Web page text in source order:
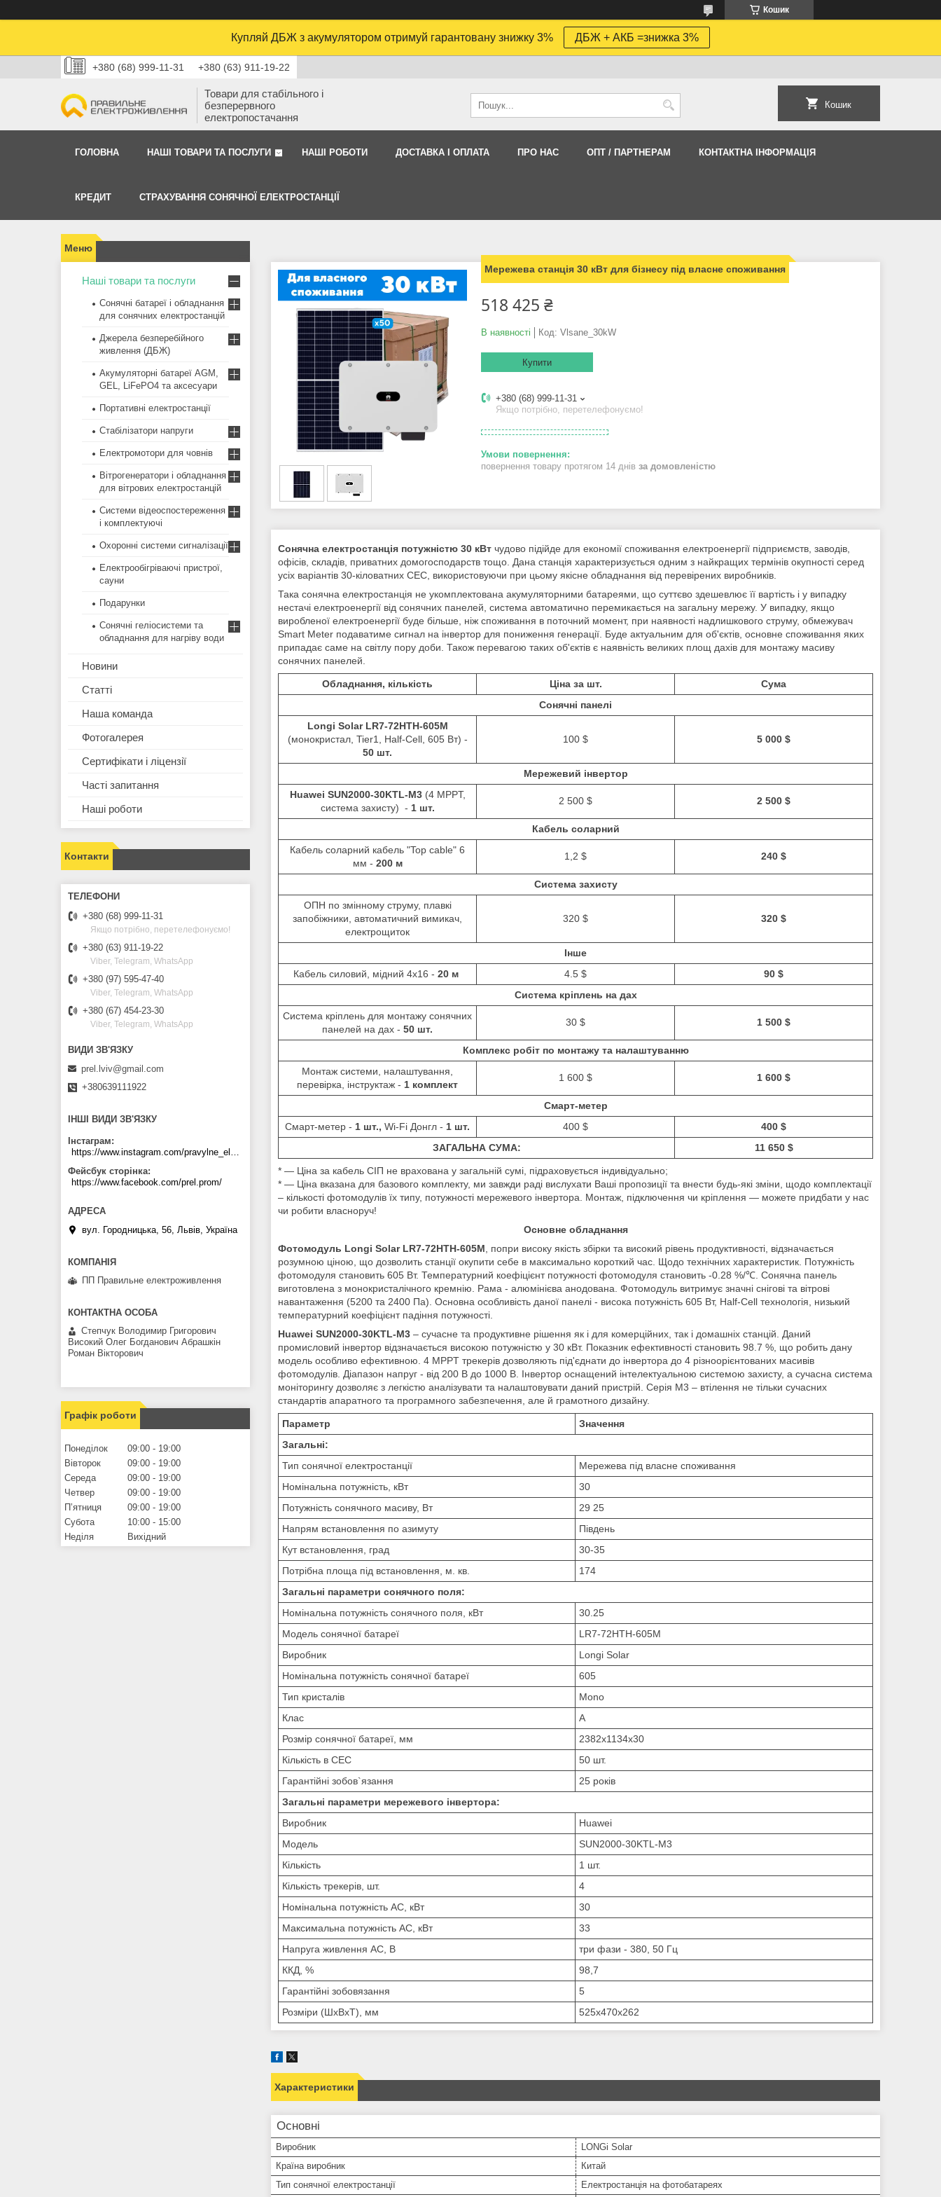
Кошик
Купляй ДБЖ з акумулятором отримуй гарантовану знижку 3% ДБЖ + АКБ =знижка 3%
+380 (68) 999-11-31 +380 (63) 911-19-22
Товари для стабільного і
безперервного
електропостачання
Кошик
ГОЛОВНА НАШІ ТОВАРИ ТА ПОСЛУГИ НАШI РОБОТИ ДОСТАВКА І ОПЛАТА ПРО НАС ОПТ / ПАРТНЕРАМ КОНТАКТНА ІНФОРМАЦІЯ
КРЕДИТ СТРАХУВАННЯ СОНЯЧНОЇ ЕЛЕКТРОСТАНЦІЇ
Мережева станція 30 кВт для бізнесу під власне споживання
518 425 ₴
В наявності Код: Vlsane_30kW
Купити
+380 (68) 999-11-31
Якщо потрібно, перетелефонуємо!
повернення товару протягом 14 днів за домовленістю
Сонячна електростанція потужністю 30 кВт чудово підійде для економії споживання електроенергії підприємств, заводів,
офісів, складів, приватних домогосподарств тощо. Дана станція характеризується одним з найкращих термінів окупності серед
усіх варіантів 30-кіловатних СЕС, використовуючи при цьому якісне обладнання від перевірених виробників.
Така сонячна електростанція не укомплектована акумуляторними батареями, що суттєво здешевлює її вартість і у випадку
нестачі електроенергії від сонячних панелей, система автоматично перемикається на загальну мережу. У випадку, якщо
виробленої електроенергії буде більше, ніж споживання в поточний момент, при наявності надлишкового струму, обмежувач
Smart Meter подаватиме сигнал на інвертор для пониження генерації. Буде актуальним для об'єктів, основне споживання яких
припадає саме на світлу пору доби. Також перевагою таких об'єктів є наявність великих площ дахів для монтажу масиву
сонячних панелей.
Обладнання, кількість Ціна за шт.
Сума
Сонячні панелі
Longi Solar LR7-72HTH-605M
(монокристал, Tier1, Half-Cell, 605 Вт) -
50 шт.
100 $ 5 000 $
Мережевий інвертор
Huawei SUN2000-30KTL-M3(4 MPPT,
система захисту) - 1 шт.
2 500 $ 2 500 $
Кабель соларний
Кабель соларний кабель "Top cable" 6
мм - 200 м
1,2 $ 240 $
Система захисту
ОПН по змінному струму, плавкі
запобіжники, автоматичний вимикач,
електрощиток
320 $ 320 $
Інше
Кабель силовий, мідний 4х16 - 20 м 4.5 $
90 $
Система кріплень на дах
Система кріплень для монтажу сонячних
панелей на дах - 50 шт.
30 $ 1 500 $
Комплекс робіт по монтажу та налаштуванню
Монтаж системи, налаштування,
перевірка, інструктаж - 1 комплект
1 600 $ 1 600 $
Смарт-метер
Смарт-метер - 1 шт., Wi-Fi Донгл - 1 шт. 400 $
400 $
ЗАГАЛЬНА СУМА:
11 650 $
* ― Ціна за кабель СІП не врахована у загальній сумі, підраховується індивідуально;
* ― Ціна вказана для базового комплекту, ми завжди раді вислухати Ваші пропозиції та внести будь-які зміни, щодо комплектації
– кількості фотомодулів їх типу, потужності мережевого інвертора. Монтаж, підключення чи кріплення ― можете придбати у нас
чи робити власноруч!
Основне обладнання
Фотомодуль Longi Solar LR7-72HTH-605M, попри високу якість збірки та високий рівень продуктивності, відзначається
розумною ціною, що дозволить станції окупити себе в максимально короткий час. Щодо технічних характеристик. Потужність
фотомодуля становить 605 Вт. Температурний коефіцієнт потужності фотомодуля становить -0.28 %/℃. Сонячна панель
виготовлена з монокристалічного кремнію. Рама - алюмінієва анодована. Фотомодуль витримує значні снігові та вітрові
навантаження (5200 та 2400 Па). Основна особливість даної панелі - висока потужність 605 Вт, Half-Cell технологія, низький
температурний коефіцієнт падіння потужності.
Huawei SUN2000-30KTL-M3 – сучасне та продуктивне рішення як і для комерційних, так і домашніх станцій. Даний
промисловий інвертор відзначається високою потужністю у 30 кВт. Показник ефективності становить 98.7 %, що робить дану
модель особливо ефективною. 4 MPPT трекерів дозволяють під'єднати до інвертора до 4 різноорієнтованих масивів
фотомодулів. Діапазон напруг - від 200 В до 1000 В. Інвертор оснащений інтелектуальною системою захисту, а сучасна система
моніторингу дозволяє з легкістю аналізувати та налаштовувати даний пристрій. Серія M3 – втілення не тільки сучасних
стандартів апаратного та програмного забезпечення, але й грамотного дизайну.
Параметр
Значення
Загальні:
Тип сонячної електростанції
Мережева під власне споживання
Номінальна потужність, кВт
30
Потужність сонячного масиву, Вт
29 25
Напрям встановлення по азимуту
Південь
Кут встановлення, град
30-35
Потрібна площа під встановлення, м. кв.
174
Загальні параметри сонячного поля:
Номінальна потужність сонячного поля, кВт
30.25
Модель сонячної батареї
LR7-72HТH-605M
Виробник
Longi Solar
Номінальна потужність сонячної батареї
605
Тип кристалів
Mono
Клас
A
Розмір сонячної батареї, мм
2382х1134х30
Кількість в СЕС
50 шт.
Гарантійні зобов`язання
25 років
Загальні параметри мережевого інвертора:
Виробник
Huawei
Модель
SUN2000-30KTL-M3
Кількість
1 шт.
Кількість трекерів, шт.
4
Номінальна потужність АС, кВт
30
Максимальна потужність АС, кВт
33
Напруга живлення АС, В
три фази - 380, 50 Гц
ККД, %
98,7
Гарантійні зобовязання
5
Розміри (ШхВхТ), мм
525x470x262
Характеристики
Основні
Виробник
LONGi Solar
Країна виробник
Китай
Тип сонячної електростанції
Електростанція на фотобатареях
Наші товари та послуги
Сонячні батареї і обладнання
для сонячних електростанцій
Джерела безперебійного
живлення (ДБЖ)
Акумуляторні батареї AGM,
GEL, LiFePO4 та аксесуари
Портативні електростанції
Стабілізатори напруги
Електромотори для човнів
Вітрогенератори і обладнання
для вітрових електростанцій
Системи відеоспостереження
і комплектуючі
Охоронні системи сигналізації
Електрообігріваючі пристрої,
сауни
Подарунки
Сонячні геліосистеми та
обладнання для нагріву води
Новини
Статті
Наша команда
Фотогалерея
Сертифікати і ліцензії
Часті запитання
Наші роботи
Контакти
+380 (68) 999-11-31
Якщо потрібно, перетелефонуємо!
+380 (63) 911-19-22
Viber, Telegram, WhatsApp
+380 (97) 595-47-40
Viber, Telegram, WhatsApp
+380 (67) 454-23-30
Viber, Telegram, WhatsApp
prel.lviv@gmail.com
+380639111922
ІНШІ ВИДИ ЗВ'ЯЗКУ
Інстаграм
https://www.instagram.com/pravylne_electrozhyvlennya/
Фейсбук сторінка
https://www.facebook.com/prel.prom/
вул. Городницька, 56, Львів, Україна
ПП Правильне електроживлення
Степчук Володимир Григорович
Високий Олег Богданович Абрашкін
Роман Вікторович
Графік роботи
Понеділок 09:00
19:00
Вівторок
09:00
19:00
Середа
09:00
19:00
Четвер
09:00
19:00
Пʼятниця
09:00
19:00
Субота
10:00
15:00
Неділя
Вихідний